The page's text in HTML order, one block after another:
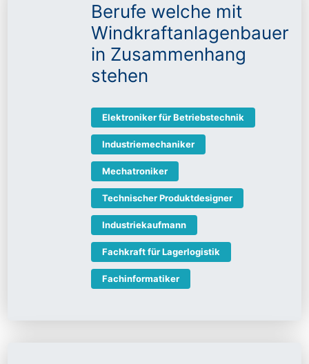
Berufe welche mit
Windkraftanlagenbauer
in Zusammenhang
stehen
Elektroniker für Betriebstechnik
Industriemechaniker
Mechatroniker
Technischer Produktdesigner
Industriekaufmann
Fachkraft für Lagerlogistik
Fachinformatiker